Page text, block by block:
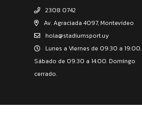
2308 0742
Av. Agraciada 4097, Montevideo
hola@stadiumsport.uy
Lunes a Viernes de 09:30 a 19:00.
Sábado de 09:30 a 14:00. Domingo
cerrado.